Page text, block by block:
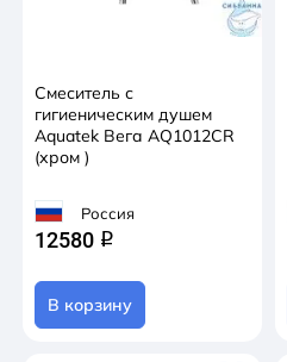
Смеситель с
гигиеническим душем
Aquatek Вега AQ1012CR
(хром )
Россия
12580 q
В корзину